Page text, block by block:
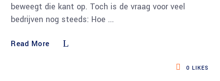
beweegt die kant op. Toch is de vraag voor veel
bedrijven nog steeds: Hoe
Read More
0 LIKES